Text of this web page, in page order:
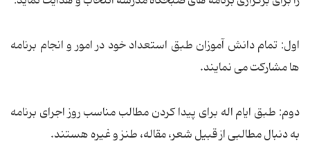
اول: تمام دانش آموزان طبق استعداد خود در امور و انجام برنامه
ها مشارکت می نمایند.
دوم: طبق ایام اله برای پیدا کردن مطالب مناسب روز اجرای برنامه
به دنبال مطالبی از قبیل شعر، مقاله، طنز و غیره هستند.